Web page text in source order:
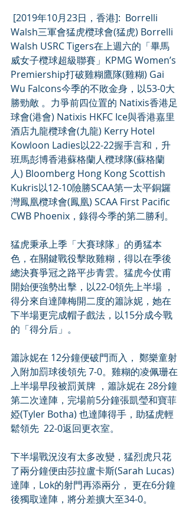
Walsh三軍會猛虎欖球會(猛虎) Borrelli
Walsh USRC Tigers在上週六的「畢馬
威女子欖球超級聯賽」KPMG Women’s
Premiership打破雞糊鷹隊(雞糊) Gai
Wu Falcons今季的不敗金身，以53-0大
勝勁敵 。力爭前四位置的 Natixis香港足
球會(港會) Natixis HKFC Ice與香港嘉里
酒店九龍欖球會(九龍) Kerry Hotel
Kowloon Ladies以22-22握手言和，升
班馬彭博香港蘇格蘭人欖球隊(蘇格蘭
人) Bloomberg Hong Kong Scottish
Kukris以12-10險勝SCAA第一太平銅鑼
灣鳳凰欖球會(鳳凰) SCAA First Pacific
CWB Phoenix，錄得今季的第二勝利。
猛虎秉承上季「大賽球隊」的勇猛本
色，在關鍵戰役擊敗雞糊，得以在季後
總決賽爭冠之路平步青雲。猛虎今仗甫
開始便強勢出擊，以22-0領先上半場 ，
得分來自達陣梅開二度的簫詠妮，她在
下半場更完成帽子戲法，以15分成今戰
的「得分后」。
簫詠妮在 12分鐘便破門而入， 鄭樂童射
入附加罰球後領先 7-0。雞糊的凌佩珊在
上半場早段被罰黃牌 ，簫詠妮在 28分鐘
第二次達陣，完場前5分鐘張凱瑩和寶菲
婭(Tyler Botha) 也達陣得手，助猛虎輕
鬆領先  22-0返回更衣室。
下半場戰況沒有太多改變，猛烈虎只花
了兩分鐘便由莎拉盧卡斯(Sarah Lucas)
達陣，Lok的射門再添兩分， 更在6分鐘
後獨取達陣，將分差擴大至34-0。